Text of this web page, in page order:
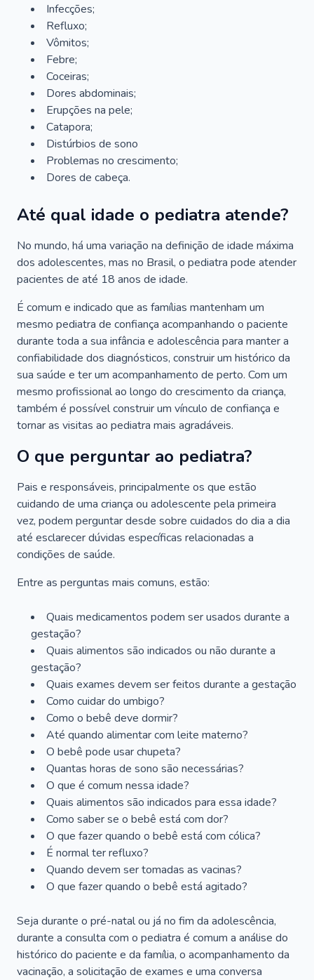
Infecções;
Refluxo;
Vômitos;
Febre;
Coceiras;
Dores abdominais;
Erupções na pele;
Catapora;
Distúrbios de sono
Problemas no crescimento;
Dores de cabeça.
Até qual idade o pediatra atende?
No mundo, há uma variação na definição de idade máxima
dos adolescentes, mas no Brasil, o pediatra pode atender
pacientes de até 18 anos de idade.
É comum e indicado que as famílias mantenham um
mesmo pediatra de confiança acompanhando o paciente
durante toda a sua infância e adolescência para manter a
confiabilidade dos diagnósticos, construir um histórico da
sua saúde e ter um acompanhamento de perto. Com um
mesmo profissional ao longo do crescimento da criança,
também é possível construir um vínculo de confiança e
tornar as visitas ao pediatra mais agradáveis.
O que perguntar ao pediatra?
Pais e responsáveis, principalmente os que estão
cuidando de uma criança ou adolescente pela primeira
vez, podem perguntar desde sobre cuidados do dia a dia
até esclarecer dúvidas específicas relacionadas a
condições de saúde.
Entre as perguntas mais comuns, estão:
Quais medicamentos podem ser usados durante a
gestação?
Quais alimentos são indicados ou não durante a
gestação?
Quais exames devem ser feitos durante a gestação
Como cuidar do umbigo?
Como o bebê deve dormir?
Até quando alimentar com leite materno?
O bebê pode usar chupeta?
Quantas horas de sono são necessárias?
O que é comum nessa idade?
Quais alimentos são indicados para essa idade?
Como saber se o bebê está com dor?
O que fazer quando o bebê está com cólica?
É normal ter refluxo?
Quando devem ser tomadas as vacinas?
O que fazer quando o bebê está agitado?
Seja durante o pré-natal ou já no fim da adolescência,
durante a consulta com o pediatra é comum a análise do
histórico do paciente e da família, o acompanhamento da
vacinação, a solicitação de exames e uma conversa